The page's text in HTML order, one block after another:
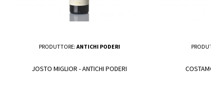
PRODUTTORE: ANTICHI PODERI
JOSTO MIGLIOR - ANTICHI PODERI